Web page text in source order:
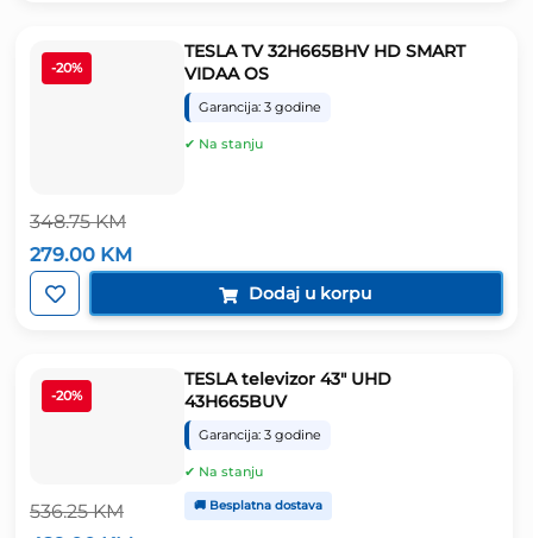
-20%
348.75KM
Izvorna
cijena
bila
je:
279.00 KM
cijena
279.00 KM.
TESLA TV 32H665BHV HD SMART
VIDAA OS
Garancija: 3 godine
✔ Na stanju
Dodaj u korpu
-20%
536.25KM
TESLA televizor 43″ UHD
43H665BUV
Garancija: 3 godine
✔ Na stanju
🚚 Besplatna dostava